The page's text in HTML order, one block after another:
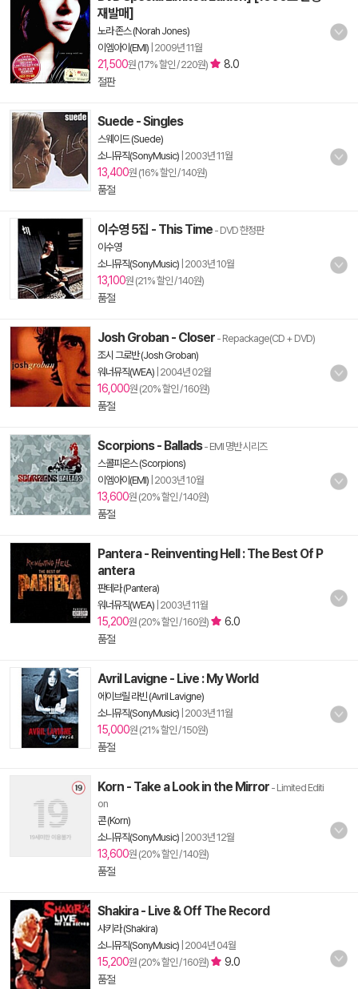
재발매]
노라 존스 (Norah Jones)
이엠아이(EMI) 2009년 11월
21,500원 (17% 할인 / 220원)
8.0
절판
Suede - Singles
스웨이드 (Suede)
소니뮤직(SonyMusic) 2003년 11월
13,400원 (16% 할인 / 140원)
품절
이수영 5집 - This Time - DVD 한정판
이수영
소니뮤직(SonyMusic) 2003년 10월
13,100원 (21% 할인 / 140원)
품절
Josh Groban - Closer - Repackage(CD + DVD)
조시 그로반 (Josh Groban)
워너뮤직(WEA) 2004년 02월
16,000원 (20% 할인 / 160원)
품절
Scorpions - Ballads- EMI 명반 시리즈
스콜피온스 (Scorpions)
이엠아이(EMI) 2003년 10월
13,600원 (20% 할인 / 140원)
품절
Pantera - Reinventing Hell : The Best Of P
antera
판테라 (Pantera)
워너뮤직(WEA) 2003년 11월
15,200원 (20% 할인 / 160원)
6.0
품절
Avril Lavigne - Live : My World
에이브릴 라빈 (Avril Lavigne)
소니뮤직(SonyMusic) 2003년 11월
15,000원 (21% 할인 / 150원)
품절
Korn - Take a Look in the Mirror - Limited Editi
on
콘 (Korn)
소니뮤직(SonyMusic) 2003년 12월
13,600원 (20% 할인 / 140원)
품절
Shakira - Live & Off The Record
샤키라 (Shakira)
소니뮤직(SonyMusic) 2004년 04월
15,200원 (20% 할인 / 160원)
9.0
품절